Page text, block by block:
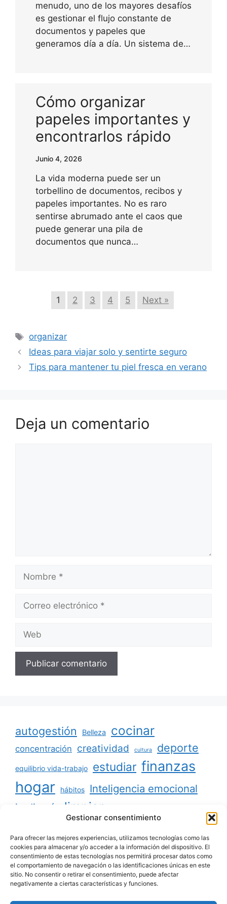
Gestionar consentimiento
Para ofrecer las mejores experiencias, utilizamos tecnologías como las
cookies para almacenar y/o acceder a la información del dispositivo. El
consentimiento de estas tecnologías nos permitirá procesar datos como
el comportamiento de navegación o las identificaciones únicas en este
sitio. No consentir o retirar el consentimiento, puede afectar
negativamente a ciertas características y funciones.
menudo, uno de los mayores desafíos
es gestionar el flujo constante de
documentos y papeles que
generamos día a día. Un sistema de…
Cómo organizar
papeles importantes y
encontrarlos rápido
Junio 4, 2026
La vida moderna puede ser un
torbellino de documentos, recibos y
papeles importantes. No es raro
sentirse abrumado ante el caos que
puede generar una pila de
documentos que nunca…
1 2 3 4 5 Next »
Etiquetas
organizar
Ideas para viajar solo y sentirte seguro
Tips para mantener tu piel fresca en verano
Deja un comentario
Nombre
Correo
Web
autogestión Belleza cocinar
concentración creatividad cultura deporte
equilibrio vida-trabajo estudiar finanzas
hogar hábitos Inteligencia emocional
jardinería limpiar
minimalismo niños
ordenar organizar productividad
reciclaje relaciones sociales salud
tecnología viajar voluntariado